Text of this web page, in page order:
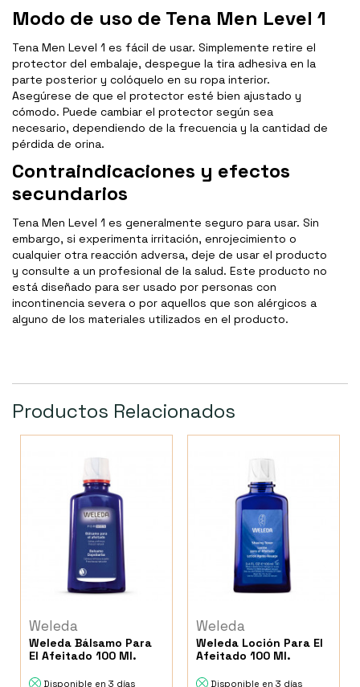
Modo de uso de Tena Men Level 1
Tena Men Level 1 es fácil de usar. Simplemente retire el
protector del embalaje, despegue la tira adhesiva en la
parte posterior y colóquelo en su ropa interior.
Asegúrese de que el protector esté bien ajustado y
cómodo. Puede cambiar el protector según sea
necesario, dependiendo de la frecuencia y la cantidad de
pérdida de orina.
Contraindicaciones y efectos
secundarios
Tena Men Level 1 es generalmente seguro para usar. Sin
embargo, si experimenta irritación, enrojecimiento o
cualquier otra reacción adversa, deje de usar el producto
y consulte a un profesional de la salud. Este producto no
está diseñado para ser usado por personas con
incontinencia severa o por aquellos que son alérgicos a
alguno de los materiales utilizados en el producto.
Productos Relacionados
Weleda
Weleda Bálsamo Para
El Afeitado 100 Ml.
Disponible en 3 días
Weleda
Weleda Loción Para El
Afeitado 100 Ml.
Disponible en 3 días